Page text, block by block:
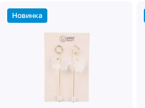
Новинка